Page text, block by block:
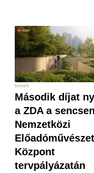
tervek
Második díjat
a ZDA a
Nemzetközi
Központ
tervpályázatán